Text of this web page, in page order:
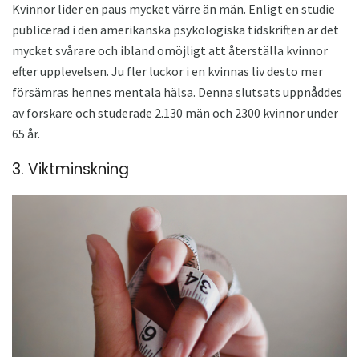
Kvinnor lider en paus mycket värre än män. Enligt en studie
publicerad i den amerikanska psykologiska tidskriften är det
mycket svårare och ibland omöjligt att återställa kvinnor
efter upplevelsen. Ju fler luckor i en kvinnas liv desto mer
försämras hennes mentala hälsa. Denna slutsats uppnåddes
av forskare och studerade 2.130 män och 2300 kvinnor under
65 år.
3. Viktminskning